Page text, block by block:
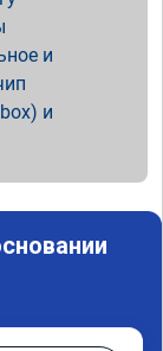
и
и